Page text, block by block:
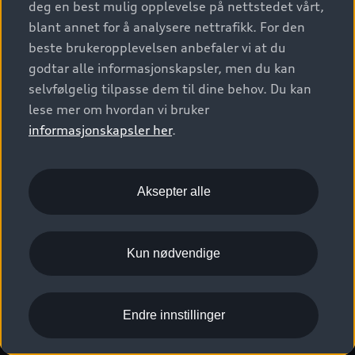
S/RS
Konseptbiler og prototyper
Prislister
Leasing
Bilgarantier
Audi Forsikring
Verkstedtjenester
Functions on demand
Kom i gang med myAudi
Kundeservice
Nyhetsbrev
Presse
Karriere
Bli sertifisert merkeverksted
Autoretur
Åpenhetsloven
© 2026 AUDI NORGE. All Rights Reserved.
Imprint Ansvarserklæring
Personvern
Informasjonskapsler (cookies)
Juridisk informasjon AUDI AG
deg en best mulig opplevelse på nettstedet vårt,
blant annet for å analysere nettrafikk. For den
beste brukeropplevelsen anbefaler vi at du
godtar alle informasjonskapsler, men du kan
selvfølgelig tilpasse dem til dine behov. Du kan
lese mer om hvordan vi bruker
informasjonskapsler her.
Aksepter alle
Kun nødvendige
Endre innstillinger